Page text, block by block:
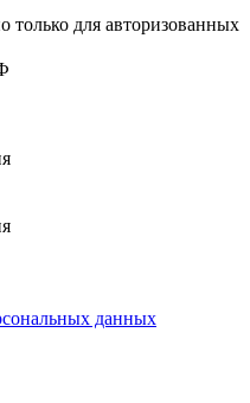
только для авторизованных
данных